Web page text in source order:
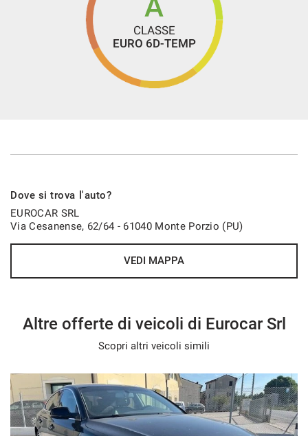
CLASSE
EURO 6D-TEMP
Dove si trova l'auto?
EUROCAR SRL
Via Cesanense, 62/64 - 61040 Monte Porzio (PU)
VEDI MAPPA
Altre offerte di veicoli di Eurocar Srl
Scopri altri veicoli simili